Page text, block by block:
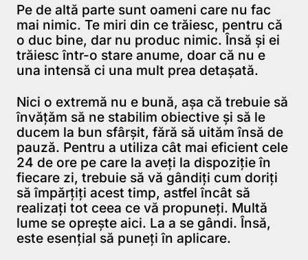
Pe de altă parte sunt oameni care nu fac
mai nimic. Te miri din ce trăiesc, pentru că
o duc bine, dar nu produc nimic. Însă şi ei
trăiesc într-o stare anume, doar că nu e
una intensă ci una mult prea detaşată.
Nici o extremă nu e bună, aşa că trebuie să
învăţăm să ne stabilim obiective şi să le
ducem la bun sfârşit, fără să uităm însă de
pauză. Pentru a utiliza cât mai eficient cele
24 de ore pe care la aveţi la dispoziţie în
fiecare zi, trebuie să vă gândiţi cum doriţi
să împărţiţi acest timp, astfel încât să
realizaţi tot ceea ce vă propuneţi. Multă
lume se opreşte aici. La a se gândi. Însă,
este esenţial să puneţi în aplicare.